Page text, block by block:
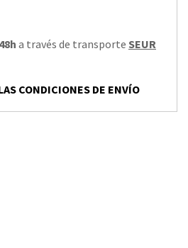
a través de transporte SEUR
CONDICIONES DE ENVÍO